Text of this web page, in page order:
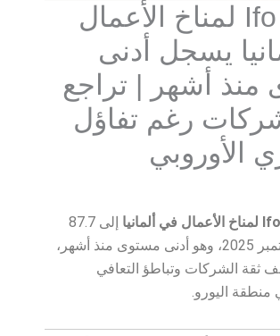
مؤشر Ifo لمناخ الأعمال
يسجل أدنى
منذ أشهر | تراجع
رغم تفاؤل
الأوروبي
إلى 87.7
نقطة في سبتمبر 2025، وهو أدنى مستوى منذ أشهر،
الشركات وتباطؤ التعافي
منطقة اليورو.